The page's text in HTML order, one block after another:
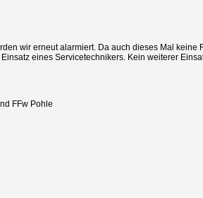
wir erneut alarmiert. Da auch dieses Mal keine
eines Servicetechnikers. Kein weiterer
FFw Pohle